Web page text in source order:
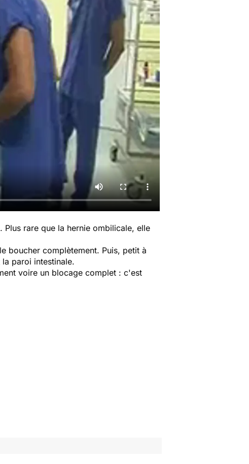
. Plus rare que la hernie ombilicale, elle
boucher complètement. Puis, petit à
paroi intestinale.
voire un blocage complet : c'est